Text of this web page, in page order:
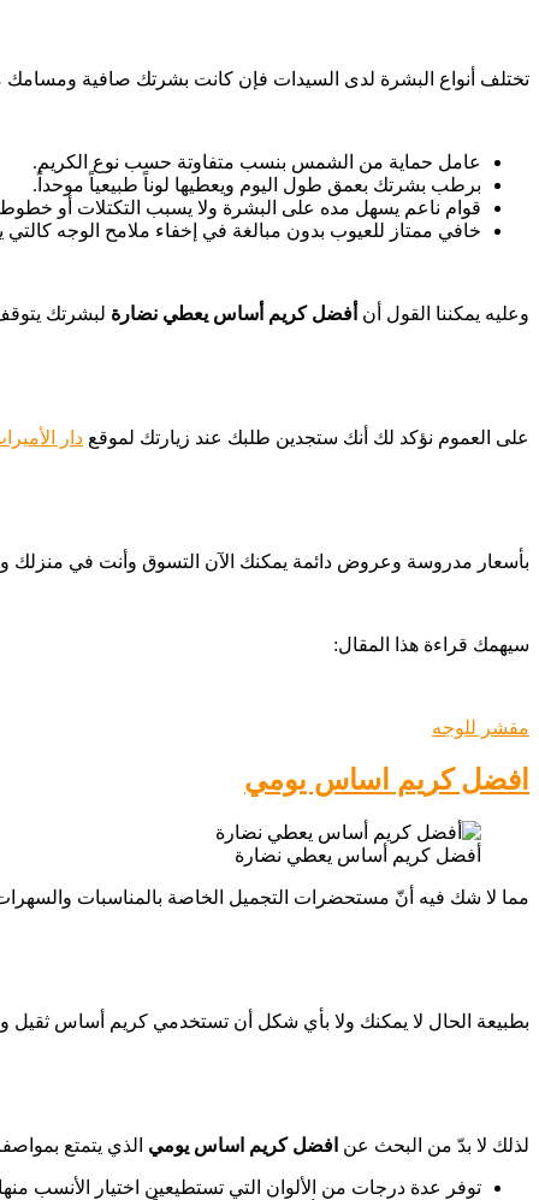
تختلف أنواع البشرة لدى السيدات فإن كانت بشرتك صافية ومسامك
عامل حماية من الشمس بنسب متفاوتة حسب نوع الكريم.
برطب بشرتك بعمق طول اليوم ويعطيها لوناً طبيعياً موحداً.
قوام ناعم يسهل مده على البشرة ولا يسبب التكتلات أو
خافي ممتاز للعيوب بدون مبالغة في إخفاء ملامح الوجه
وعليه يمكننا القول أن أفضل كريم أساس يعطي نضارة لبشرتك
على العموم نؤكد لك أنك ستجدين طلبك عند زيارتك لموقع دار
بأسعار مدروسة وعروض دائمة يمكنك الآن التسوق وأنت في منزلك
سيهمك قراءة هذا المقال:
مقشر للوجه
افضل كريم اساس يومي
أفضل كريم أساس يعطي نضارة
مما لا شك فيه أنّ مستحضرات التجميل الخاصة بالمناسبات
بطبيعة الحال لا يمكنك ولا بأي شكل أن تستخدمي كريم أساس
لذلك لا بدّ من البحث عن افضل كريم اساس يومي الذي يتمتع
توفر عدة درجات من الألوان التي تستطيعين اختيار الأنسب